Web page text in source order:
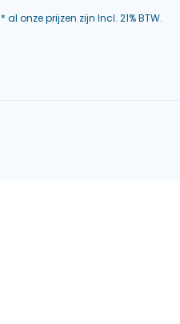
* al onze prijzen zijn Incl. 21% BTW.